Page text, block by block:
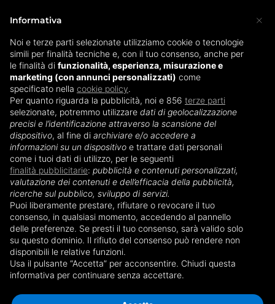
×
Informativa
Noi e terze parti selezionate utilizziamo cookie o tecnologie
simili per finalità tecniche e, con il tuo consenso, anche per
le finalità di funzionalità, esperienza, misurazione e
marketing (con annunci personalizzati) come
specificato nella cookie policy.
Per quanto riguarda la pubblicità, noi e 856 terze parti
selezionate, potremmo utilizzare dati di geolocalizzazione
precisi e l’identificazione attraverso la scansione del
dispositivo, al fine di archiviare e/o accedere a
informazioni su un dispositivo e trattare dati personali
come i tuoi dati di utilizzo, per le seguenti
finalità pubblicitarie: pubblicità e contenuti personalizzati,
valutazione dei contenuti e dell’efficacia della pubblicità,
ricerche sul pubblico, sviluppo di servizi.
Puoi liberamente prestare, rifiutare o revocare il tuo
consenso, in qualsiasi momento, accedendo al pannello
delle preferenze. Se presti il tuo consenso, sarà valido solo
su questo dominio. Il rifiuto del consenso può rendere non
disponibili le relative funzioni.
Usa il pulsante “Accetta” per acconsentire. Chiudi questa
informativa per continuare senza accettare.
Home»Biberon»Biberon Suavinex
Biberon Suavinex
Ilbiberon Suavinexè un prodotto molto
innovativo e utile per aiutare tutte le neomamme